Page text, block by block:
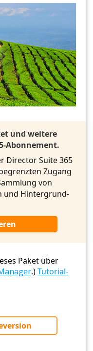
und weitere
Abonnement.
Director Suite 365
Zugang
von
und Hintergrund-
Paket über
.)Tutorial-